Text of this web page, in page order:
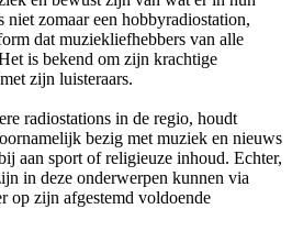
niet zomaar een hobbyradiostation,
dat muziekliefhebbers van alle
is bekend om zijn krachtige
zijn luisteraars.
radiostations in de regio, houdt
bezig met muziek en nieuws
aan sport of religieuze inhoud. Echter,
in deze onderwerpen kunnen via
op zijn afgestemd voldoende